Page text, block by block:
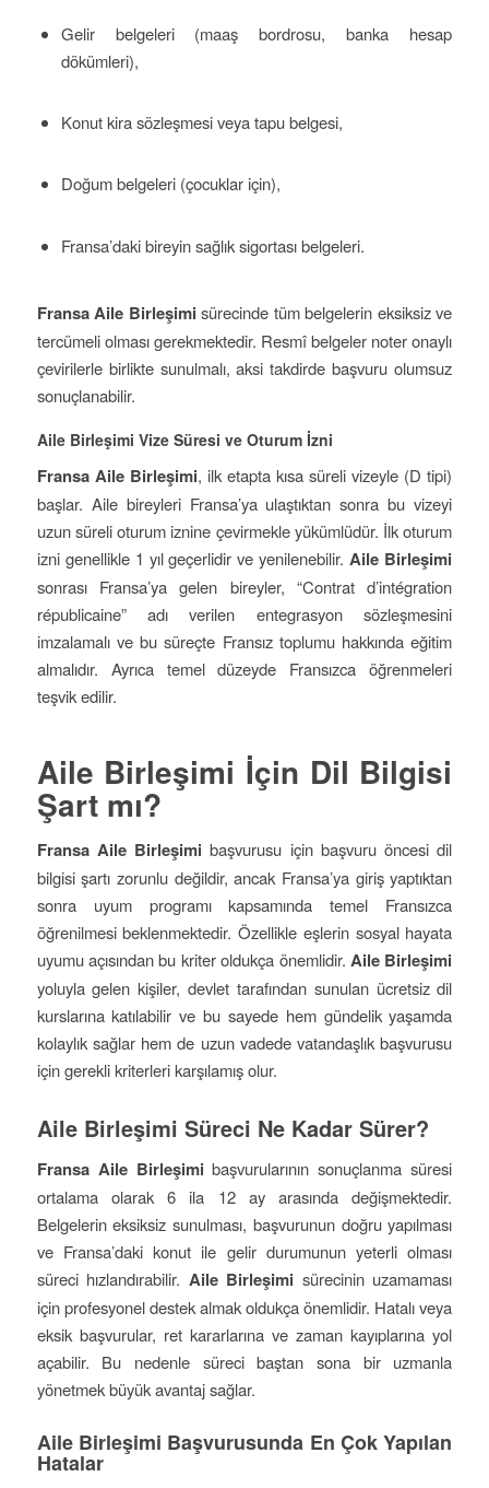
Gelir belgeleri (maaş bordrosu, banka hesap
dökümleri),
Konut kira sözleşmesi veya tapu belgesi,
Doğum belgeleri (çocuklar için),
Fransa’daki bireyin sağlık sigortası belgeleri.
Fransa Aile Birleşimi sürecinde tüm belgelerin eksiksiz ve
tercümeli olması gerekmektedir. Resmî belgeler noter onaylı
çevirilerle birlikte sunulmalı, aksi takdirde başvuru olumsuz
sonuçlanabilir.
Aile Birleşimi Vize Süresi ve Oturum İzni
Fransa Aile Birleşimi, ilk etapta kısa süreli vizeyle (D tipi)
başlar. Aile bireyleri Fransa’ya ulaştıktan sonra bu vizeyi
uzun süreli oturum iznine çevirmekle yükümlüdür. İlk oturum
izni genellikle 1 yıl geçerlidir ve yenilenebilir.Aile Birleşimi
sonrası Fransa’ya gelen bireyler, “Contrat d’intégration
républicaine” adı verilen entegrasyon sözleşmesini
imzalamalı ve bu süreçte Fransız toplumu hakkında eğitim
almalıdır. Ayrıca temel düzeyde Fransızca öğrenmeleri
teşvik edilir.
Aile Birleşimi İçin Dil Bilgisi
Şart mı?
Fransa Aile Birleşimi başvurusu için başvuru öncesi dil
bilgisi şartı zorunlu değildir, ancak Fransa’ya giriş yaptıktan
sonra uyum programı kapsamında temel Fransızca
öğrenilmesi beklenmektedir. Özellikle eşlerin sosyal hayata
uyumu açısından bu kriter oldukça önemlidir. Aile Birleşimi
yoluyla gelen kişiler, devlet tarafından sunulan ücretsiz dil
kurslarına katılabilir ve bu sayede hem gündelik yaşamda
kolaylık sağlar hem de uzun vadede vatandaşlık başvurusu
için gerekli kriterleri karşılamış olur.
Aile Birleşimi Süreci Ne Kadar Sürer?
Fransa Aile Birleşimi başvurularının sonuçlanma süresi
ortalama olarak 6 ila 12 ay arasında değişmektedir.
Belgelerin eksiksiz sunulması, başvurunun doğru yapılması
ve Fransa’daki konut ile gelir durumunun yeterli olması
süreci hızlandırabilir. Aile Birleşimi sürecinin uzamaması
için profesyonel destek almak oldukça önemlidir. Hatalı veya
eksik başvurular, ret kararlarına ve zaman kayıplarına yol
açabilir. Bu nedenle süreci baştan sona bir uzmanla
yönetmek büyük avantaj sağlar.
Aile Birleşimi Başvurusunda En Çok Yapılan
Hatalar